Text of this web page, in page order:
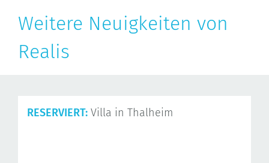
Weitere Neuigkeiten von
Realis
RESERVIERT: Villa in Thalheim